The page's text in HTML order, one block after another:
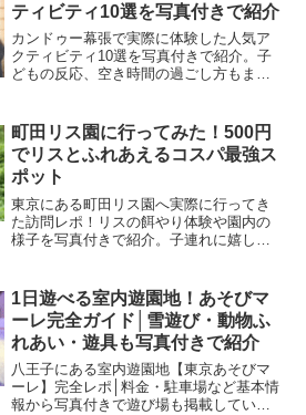
ティビティ10選を写真付きで紹介
カンドゥー幕張で実際に体験した人気ア
クティビティ10選を写真付きで紹介。子
どもの反応、空き時間の過ごし方もまと
町田リス園に行ってみた！500円
でリスとふれあえるコスパ最強ス
ポット
東京にある町田リス園へ実際に行ってき
た訪問レポ！リスの餌やり体験や園内の
様子を写真付きで紹介。子連れに嬉しい
1日遊べる室内遊園地！あそびマ
ーレ完全ガイド│雪遊び・動物ふ
れあい・遊具も写真付きで紹介
八王子にある室内遊園地【東京あそびマ
ーレ】完全レポ│料金・駐車場など基本情
報から写真付きで遊び場も掲載していま